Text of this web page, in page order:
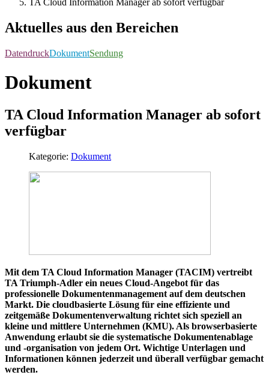
TA Cloud Information Manager ab sofort verfügbar
Aktuelles aus den Bereichen
DatendruckDokumentSendung
Dokument
TA Cloud Information Manager ab sofort
verfügbar
Kategorie: Dokument
Mit dem TA Cloud Information Manager (TACIM) vertreibt
TA Triumph-Adler ein neues Cloud-Angebot für das
professionelle Dokumentenmanagement auf dem deutschen
Markt. Die cloudbasierte Lösung für eine effiziente und
zeitgemäße Dokumentenverwaltung richtet sich speziell an
kleine und mittlere Unternehmen (KMU). Als browserbasierte
Anwendung erlaubt sie die systematische Dokumentenablage
und -organisation von jedem Ort. Wichtige Unterlagen und
Informationen können jederzeit und überall verfügbar gemacht
werden.